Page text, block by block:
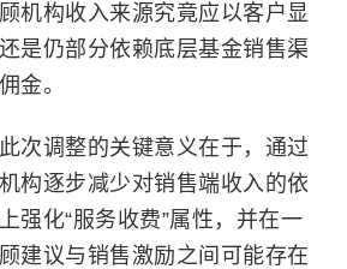
机构收入来源究竟应以客户显
是仍部分依赖底层基金销售渠
金。
次调整的关键意义在于，通过
构逐步减少对销售端收入的依
强化“服务收费”属性，并在一
建议与销售激励之间可能存在